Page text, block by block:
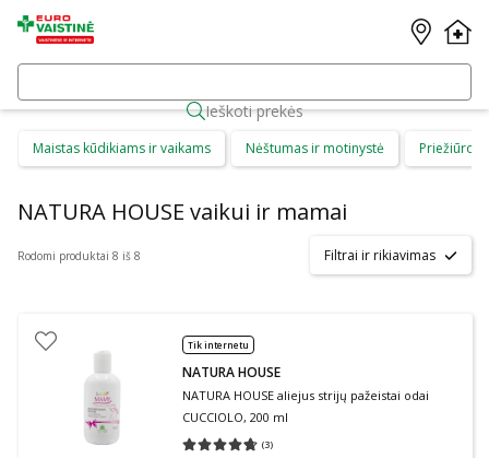
Ieškoti prekės
Maistas kūdikiams ir vaikams Nėštumas ir motinystė Priežiūros
NATURA HOUSE vaikui ir mamai
Rodomi produktai 8 iš 8 Filtrai ir rikiavimas
Tik internetu
NATURA HOUSE
NATURA HOUSE aliejus strijų pažeistai odai
CUCCIOLO, 200 ml
(3)
Vidutinis įvertinimas 4.67